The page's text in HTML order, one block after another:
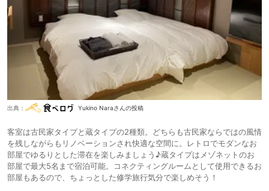
出典： Yukino Naraさんの投稿
客室は古民家タイプと蔵タイプの2種類。どちらも古民家ならではの風情
を残しながらもリノベーションされ快適な空間に。レトロでモダンなお
部屋でゆるりとした滞在を楽しみましょう♪蔵タイプはメゾネットのお
部屋で最大5名まで宿泊可能。コネクティングルームとして使用できるお
部屋もあるので、ちょっとした修学旅行気分で楽しめそう！